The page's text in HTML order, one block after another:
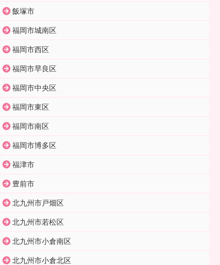
飯塚市
福岡市城南区
福岡市西区
福岡市早良区
福岡市中央区
福岡市東区
福岡市南区
福岡市博多区
福津市
豊前市
北九州市戸畑区
北九州市若松区
北九州市小倉南区
北九州市小倉北区